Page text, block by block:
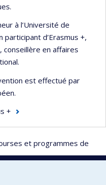
à l’Université de
d’Erasmus +,
conseillère en affaires
est effectué par
+
et programmes de